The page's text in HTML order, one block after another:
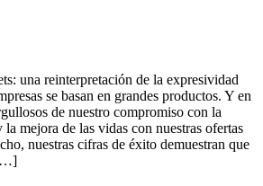
una reinterpretación de la expresividad
se basan en grandes productos. Y en
de nuestro compromiso con la
mejora de las vidas con nuestras ofertas
nuestras cifras de éxito demuestran que